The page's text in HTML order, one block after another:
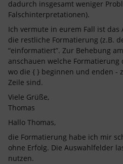
dadurch insgesamt weniger
Falschinterpretationen).
Ich vermute in eurem Fall ist
die restliche Formatierung (z.B.
“einformatiert”. Zur Behebung
anschauen welche
wo die { } beginnen und enden -
Zeile sind.
Viele Grüße,
Thomas
Hallo Thomas,
die Formatierung habe ich mir
ohne Erfolg. Die Auswahlfelder
nutzen.